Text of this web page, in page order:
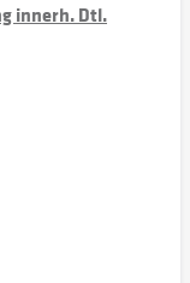
innerh. Dtl.